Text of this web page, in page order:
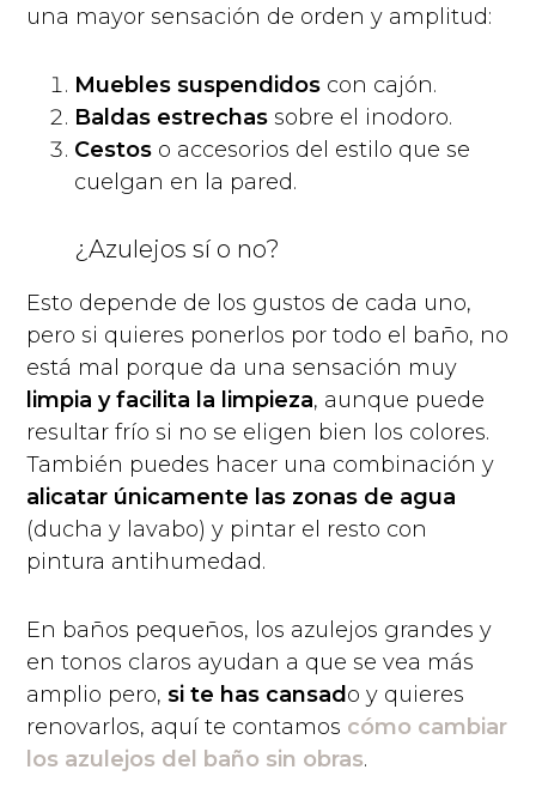
una mayor sensación de orden y amplitud:
Muebles suspendidos con cajón.
Baldas estrechas sobre el inodoro.
Cestos o accesorios del estilo que se
cuelgan en la pared.
¿Azulejos sí o no?
Esto depende de los gustos de cada uno,
pero si quieres ponerlos por todo el baño, no
está mal porque da una sensación muy
limpia y facilita la limpieza, aunque puede
resultar frío si no se eligen bien los colores.
También puedes hacer una combinación y
alicatar únicamente las zonas de agua
(ducha y lavabo) y pintar el resto con
pintura antihumedad.
En baños pequeños, los azulejos grandes y
en tonos claros ayudan a que se vea más
amplio pero,si te has cansad o y quieres
renovarlos, aquí te contamos cómo cambiar
los azulejos del baño sin obras.